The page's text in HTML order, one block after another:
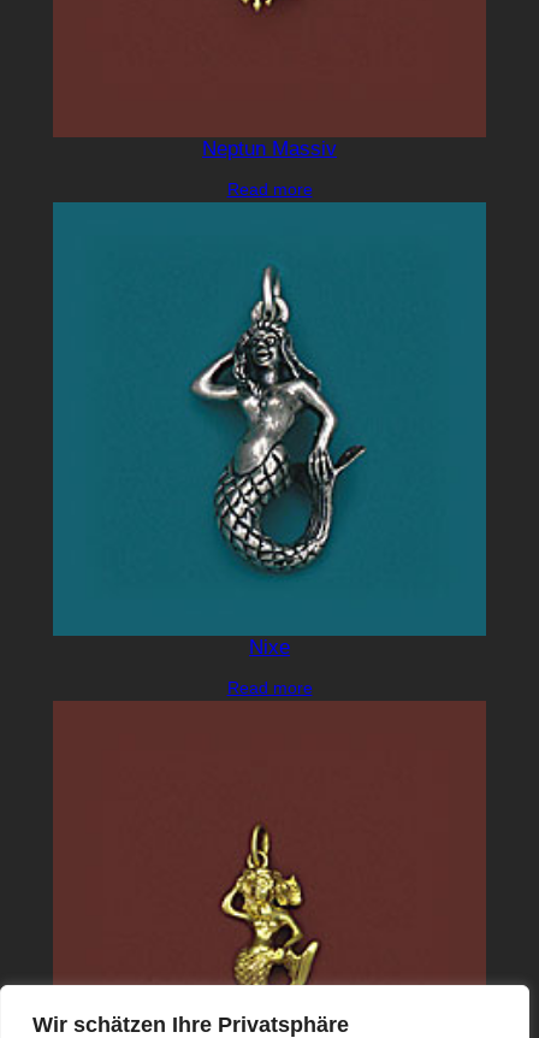
Wir schätzen Ihre Privatsphäre
Neptun Massiv
Read more
Nixe
Read more